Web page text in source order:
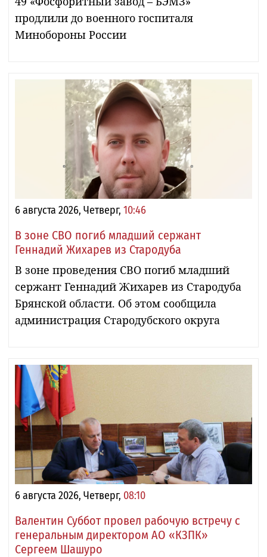
продлили до военного госпиталя
Минобороны России
6 августа 2026, Четверг, 10:46
В зоне СВО погиб младший сержант
Геннадий Жихарев из Стародуба
В зоне проведения СВО погиб младший
сержант Геннадий Жихарев из Стародуба
Брянской области. Об этом сообщила
администрация Стародубского округа
6 августа 2026, Четверг, 08:10
Валентин Суббот провел рабочую встречу с
генеральным директором АО «КЗПК»
Сергеем Шашуро